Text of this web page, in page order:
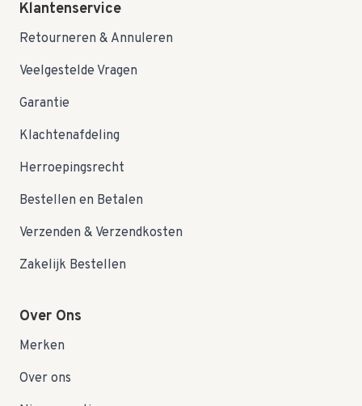
Klantenservice
Retourneren & Annuleren
Veelgestelde Vragen
Garantie
Klachtenafdeling
Herroepingsrecht
Bestellen en Betalen
Verzenden & Verzendkosten
Zakelijk Bestellen
Over Ons
Merken
Over ons